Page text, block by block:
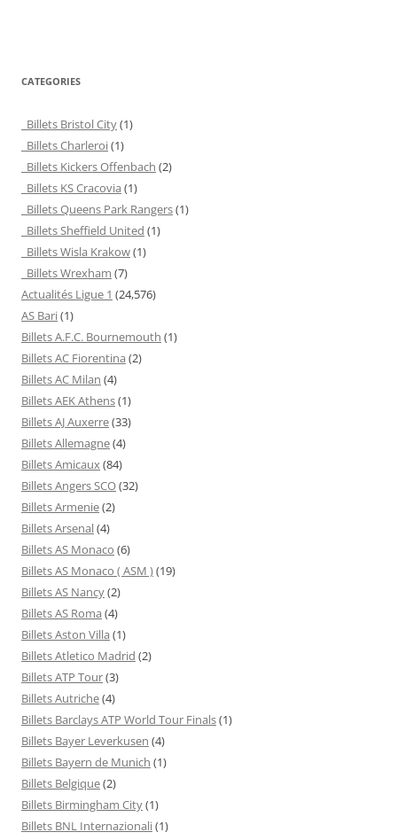
CATEGORIES
Billets Bristol City(1)
Billets Charleroi(1)
Billets Kickers Offenbach (2)
Billets KS Cracovia (1)
Billets Queens Park Rangers(1)
Billets Sheffield United (1)
Billets Wisla Krakow(1)
Billets Wrexham (7)
Actualités Ligue 1 (24,576)
AS Bari(1)
Billets A.F.C. Bournemouth (1)
Billets AC Fiorentina (2)
Billets AC Milan (4)
Billets AEK Athens(1)
Billets AJ Auxerre(33)
Billets Allemagne(4)
Billets Amicaux(84)
Billets Angers SCO(32)
Billets Armenie(2)
Billets Arsenal(4)
Billets AS Monaco (6)
Billets AS Monaco ( ASM )(19)
Billets AS Nancy(2)
Billets AS Roma (4)
Billets Aston Villa (1)
Billets Atletico Madrid (2)
Billets ATP Tour(3)
Billets Autriche(4)
Billets Barclays ATP World Tour Finals(1)
Billets Bayer Leverkusen (4)
Billets Bayern de Munich (1)
Billets Belgique(2)
Billets Birmingham City(1)
Billets BNL Internazionali(1)